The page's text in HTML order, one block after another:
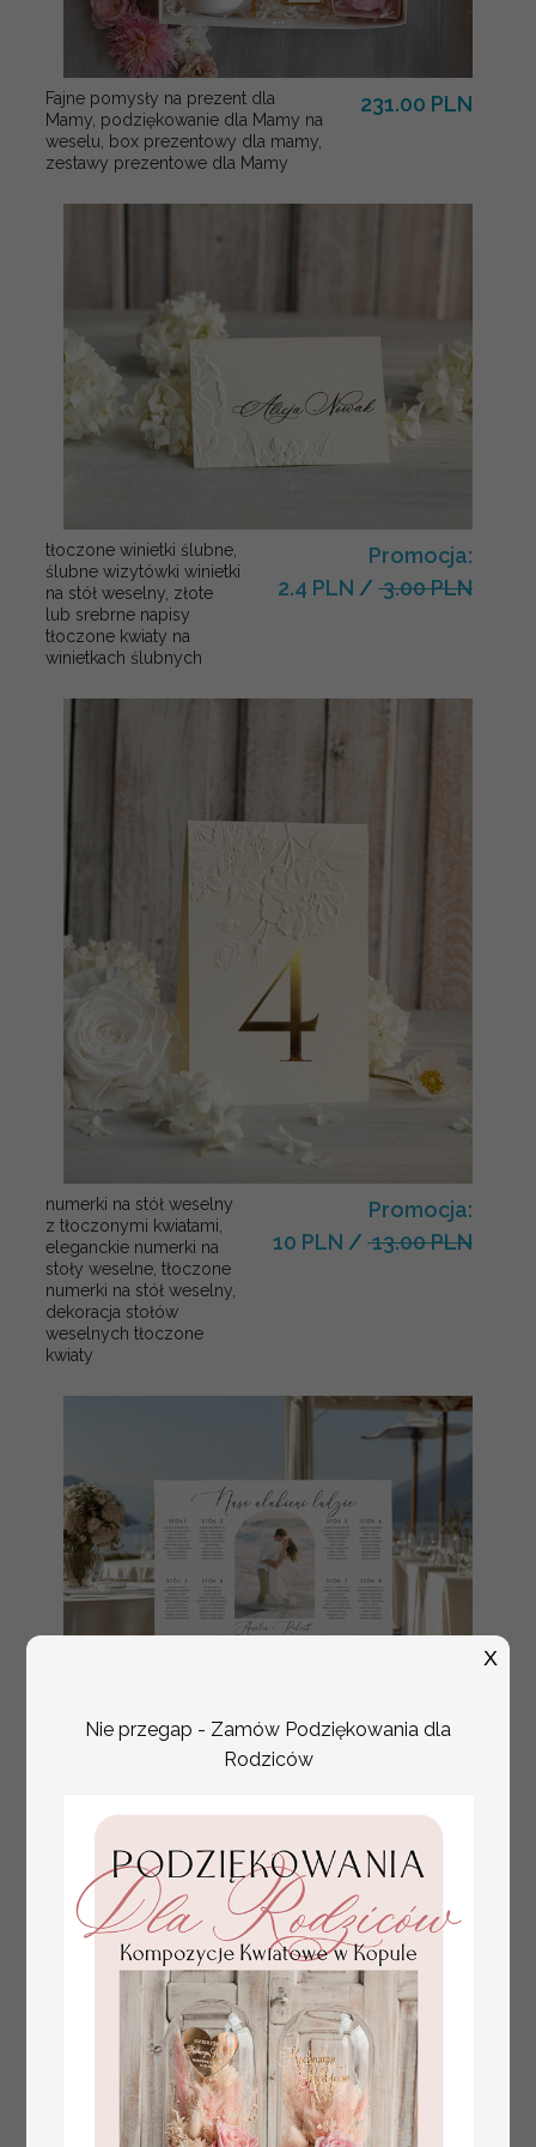
Fajne pomysły na prezent dla
Mamy, podziękowanie dla Mamy na
weselu, box prezentowy dla mamy,
zestawy prezentowe dla Mamy
231.00 PLN
tłoczone winietki ślubne,
ślubne wizytówki winietki
na stół weselny, złote
lub srebrne napisy
tłoczone kwiaty na
winietkach ślubnych
Promocja:
2.4 PLN / 3.00 PLN
numerki na stół weselny
z tłoczonymi kwiatami,
eleganckie numerki na
stoły weselne, tłoczone
numerki na stół weselny,
dekoracja stołów
weselnych tłoczone
kwiaty
Promocja:
10 PLN / 13.00 PLN
plan stołów
weselnych
usadzenie gości na
weselu, tablica
informacyjna dla
gości weselnych,
plan stołów na
weselu ze zdjęciem
Pary Młodej, plan
usadzenia gości
Promocja:
100 PLN/125.00 PLN
Nie przegap - Zamów Podziękowania dla
Rodziców
X